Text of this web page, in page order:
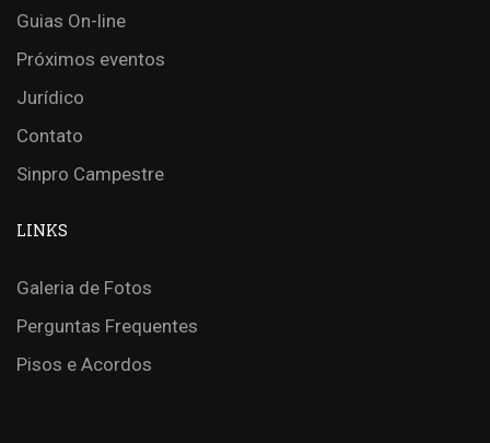
Guias On-line
Próximos eventos
Jurídico
Contato
Sinpro Campestre
LINKS
Galeria de Fotos
Perguntas Frequentes
Pisos e Acordos